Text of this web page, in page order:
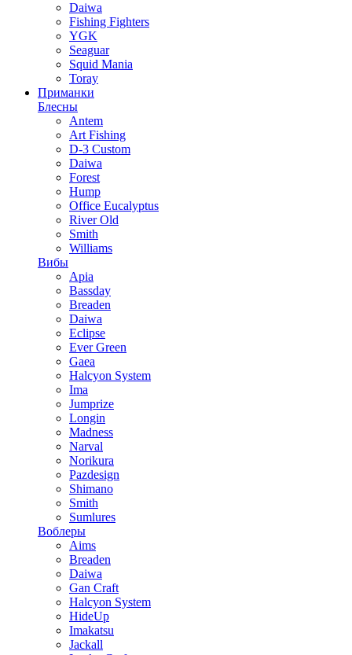
Daiwa
Fishing Fighters
YGK
Seaguar
Squid Mania
Toray
Приманки
Блесны
Antem
Art Fishing
D-3 Custom
Daiwa
Forest
Hump
Office Eucalyptus
River Old
Smith
Williams
Вибы
Apia
Bassday
Breaden
Daiwa
Eclipse
Ever Green
Gaea
Halcyon System
Ima
Jumprize
Longin
Madness
Narval
Norikura
Pazdesign
Shimano
Smith
Sumlures
Воблеры
Aims
Breaden
Daiwa
Gan Craft
Halcyon System
HideUp
Imakatsu
Jackall